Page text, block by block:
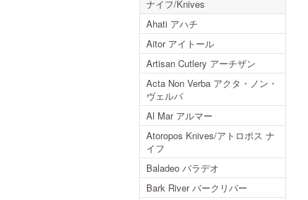
ナイフ/Knives
Ahati アハチ
Aitor アイトール
Artisan Cutlery アーチザン
Acta Non Verba アクタ・ノン・
ヴェルバ
Al Mar アルマー
Atoropos Knives/アトロポス ナ
イフ
Baladeo バラデオ
Bark River バークリバー